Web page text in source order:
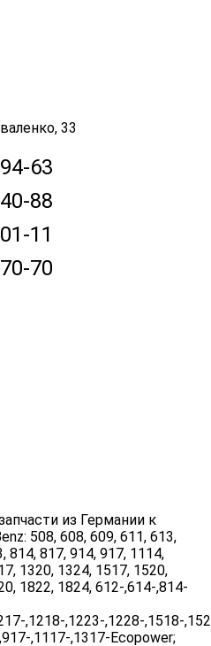
33
63
88
11
70
из Германии к
508, 608, 609, 611, 613,
814, 817, 914, 917, 1114,
1320, 1324, 1517, 1520,
1822, 1824, 612-,614-,814-
,1218-,1223-,1228-,1518-
,1117-,1317-Ecopower;